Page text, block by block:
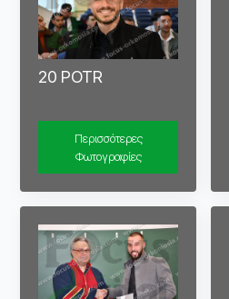
20 POTR
Περισσότερες
Φωτογραφίες